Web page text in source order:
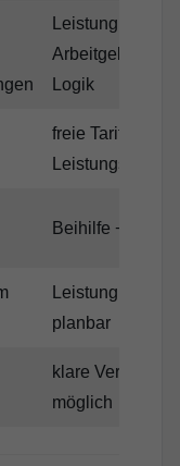
Leistung +
Logik
freie Tarifwahl,
Leistungsprofil
Beihilfe +
Leistung pro
planbar
klare
möglich